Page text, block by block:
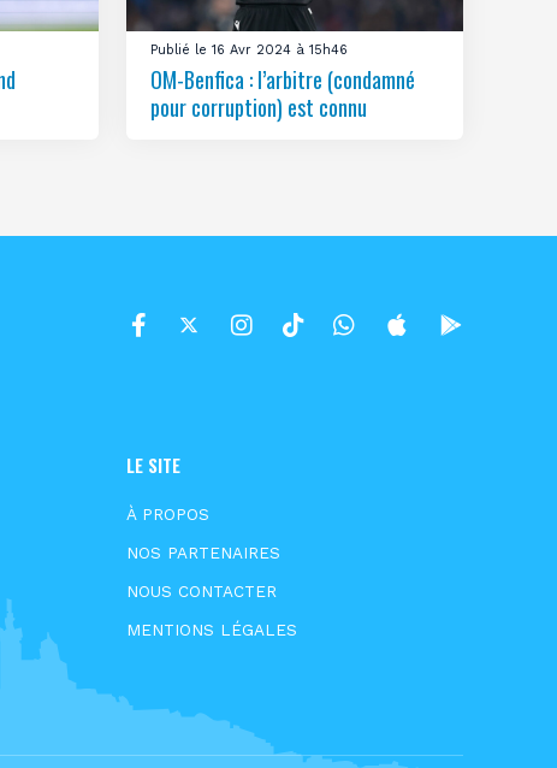
Publié le 16 Avr 2024 à 15h46
OM-Benfica : l’arbitre (condamné
pour corruption) est connu
LE SITE
À PROPOS
NOS PARTENAIRES
NOUS CONTACTER
MENTIONS LÉGALES